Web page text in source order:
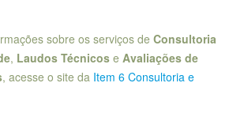
sobre os serviços de Consultoria
, Laudos Técnicos e Avaliações de
, acesse o site da Item 6 Consultoria e